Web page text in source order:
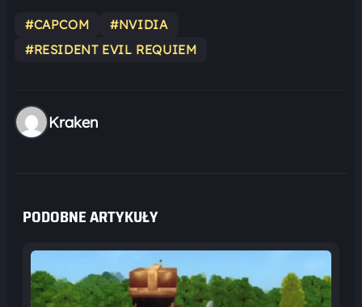
#CAPCOM
#NVIDIA
#RESIDENT EVIL REQUIEM
Kraken
PODOBNE ARTYKUŁY